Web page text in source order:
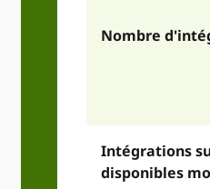
Nombre
Intégrations
disponibles